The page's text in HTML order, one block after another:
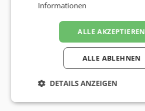
Informationen
ALLE AKZEPTIEREN
ALLE ABLEHNEN
DETAILS ANZEIGEN